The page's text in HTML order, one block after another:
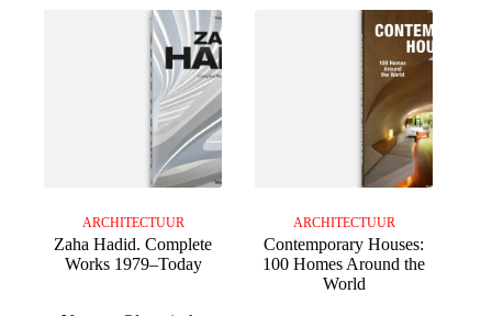
ARCHITECTUUR
Zaha Hadid. Complete
Works 1979–Today
ARCHITECTUUR
Contemporary Houses:
100 Homes Around the
World